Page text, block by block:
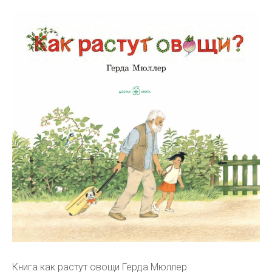
Книга как растут овощи Герда Мюллер